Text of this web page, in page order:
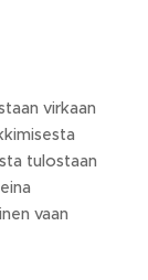
virkaan
tulostaan
vaan